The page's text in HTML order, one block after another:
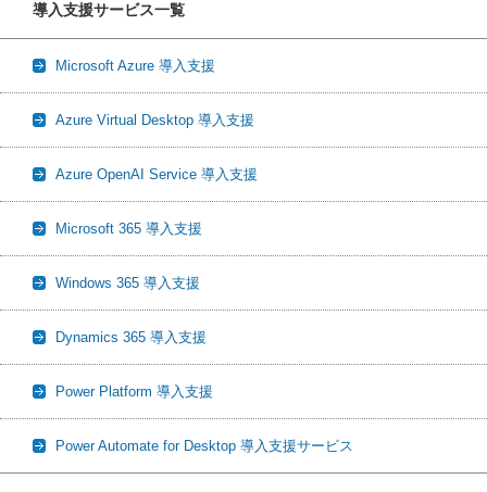
導入支援サービス一覧
Microsoft Azure 導入支援
Azure Virtual Desktop 導入支援
Azure OpenAI Service 導入支援
Microsoft 365 導入支援
Windows 365 導入支援
Dynamics 365 導入支援
Power Platform 導入支援
Power Automate for Desktop 導入支援サービス